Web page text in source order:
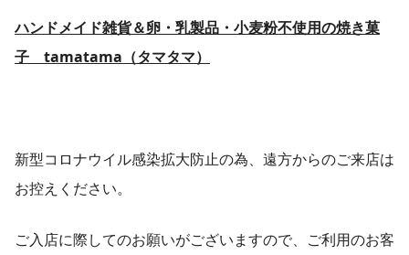
ハンドメイド雑貨＆卵・乳製品・小麦粉不使用の焼き菓
子 tamatama（タマタマ）
新型コロナウイル感染拡大防止の為、遠方からのご来店は
お控えください。
ご入店に際してのお願いがございますので、ご利用のお客